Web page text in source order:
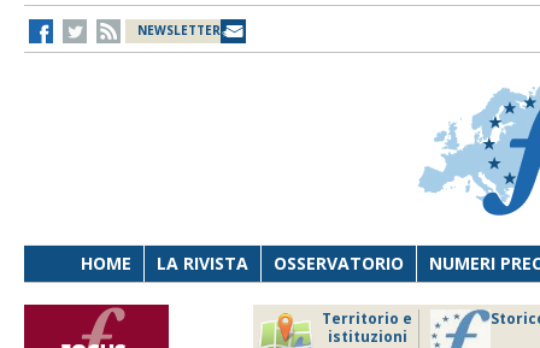
NEWSLETTER
HOME LA RIVISTA OSSERVATORIO NUMERI
Territorio e
istituzioni